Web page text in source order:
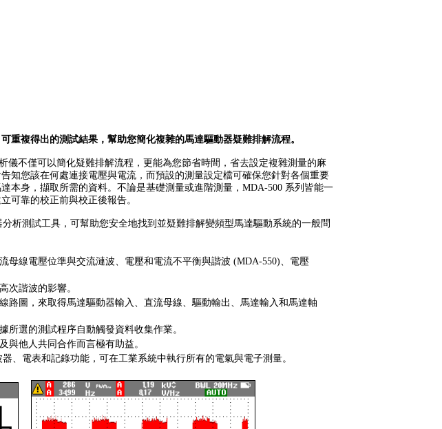
可重複得出的測試結果， 幫助您簡化複雜的馬達驅動器疑難排解流程。
儀不僅可以簡化疑難排解流程，更能為您節省時間， 省去設定複雜測量的麻
知您該在何處連接電壓與電流， 而預設的測量設定檔可確保您針對各個重要
本身，擷取所需的資料。 不論是基礎測量或進階測量，MDA-500 系列皆能一
可靠的校正前與校正後報告。
析測試工具， 可幫助您安全地找到並疑難排解變頻型馬達驅動系統的一般問
母線電壓位準與交流漣波、電壓和電流不平衡與諧波 (MDA-550)、電壓
次諧波的影響。
路圖， 來取得馬達驅動器輸入、直流母線、驅動輸出、 馬達輸入和馬達軸
所選的測試程序自動觸發資料收集作業。
與他人共同合作而言極有助益。
、電表和記錄功能， 可在工業系統中執行所有的電氣與電子測量。